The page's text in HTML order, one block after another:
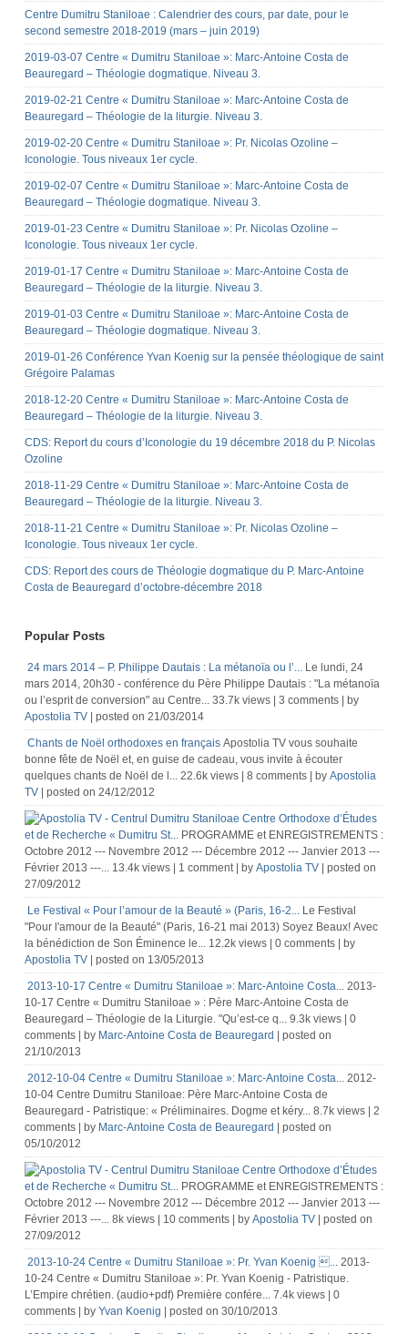
Centre Dumitru Staniloae : Calendrier des cours, par date, pour le
second semestre 2018-2019 (mars – juin 2019)
2019-03-07 Centre « Dumitru Staniloae »: Marc-Antoine Costa de
Beauregard – Théologie dogmatique. Niveau 3.
2019-02-21 Centre « Dumitru Staniloae »: Marc-Antoine Costa de
Beauregard – Théologie de la liturgie. Niveau 3.
2019-02-20 Centre « Dumitru Staniloae »: Pr. Nicolas Ozoline –
Iconologie. Tous niveaux 1er cycle.
2019-02-07 Centre « Dumitru Staniloae »: Marc-Antoine Costa de
Beauregard – Théologie dogmatique. Niveau 3.
2019-01-23 Centre « Dumitru Staniloae »: Pr. Nicolas Ozoline –
Iconologie. Tous niveaux 1er cycle.
2019-01-17 Centre « Dumitru Staniloae »: Marc-Antoine Costa de
Beauregard – Théologie de la liturgie. Niveau 3.
2019-01-03 Centre « Dumitru Staniloae »: Marc-Antoine Costa de
Beauregard – Théologie dogmatique. Niveau 3.
2019-01-26 Conférence Yvan Koenig sur la pensée théologique de saint
Grégoire Palamas
2018-12-20 Centre « Dumitru Staniloae »: Marc-Antoine Costa de
Beauregard – Théologie de la liturgie. Niveau 3.
CDS: Report du cours d’Iconologie du 19 décembre 2018 du P. Nicolas
Ozoline
2018-11-29 Centre « Dumitru Staniloae »: Marc-Antoine Costa de
Beauregard – Théologie de la liturgie. Niveau 3.
2018-11-21 Centre « Dumitru Staniloae »: Pr. Nicolas Ozoline –
Iconologie. Tous niveaux 1er cycle.
CDS: Report des cours de Théologie dogmatique du P. Marc-Antoine
Costa de Beauregard d’octobre-décembre 2018
Popular Posts
24 mars 2014 – P. Philippe Dautais : La métanoïa ou l’...
Le lundi, 24
mars 2014, 20h30 - conférence du Père Philippe Dautais : "La métanoïa
ou l’esprit de conversion" au Centre...
33.7k views| 3 comments| by
Apostolia TV| posted on 21/03/2014
Chants de Noël orthodoxes en français Apostolia TV vous souhaite
bonne fête de Noël et, en guise de cadeau, vous invite à écouter
quelques chants de Noël de l...
22.6k views| 8 comments| by Apostolia
TV| posted on 24/12/2012
Centre Orthodoxe d’Études
et de Recherche « Dumitru St...
PROGRAMME et ENREGISTREMENTS :
Octobre 2012 --- Novembre 2012 --- Décembre 2012 --- Janvier 2013 ---
Février 2013 ---...
13.4k views| 1 comment| by Apostolia TV| posted on
27/09/2012
Le Festival « Pour l’amour de la Beauté » (Paris, 16-2...
Le Festival
"Pour l'amour de la Beauté" (Paris, 16-21 mai 2013) Soyez Beaux! Avec
la bénédiction de Son Éminence le...
12.2k views| 0 comments| by
Apostolia TV| posted on 13/05/2013
2013-10-17 Centre « Dumitru Staniloae »: Marc-Antoine Costa...
2013-
10-17 Centre « Dumitru Staniloae » : Père Marc-Antoine Costa de
Beauregard – Théologie de la Liturgie. "Qu’est-ce q...
9.3k views| 0
comments| by Marc-Antoine Costa de Beauregard | posted on
21/10/2013
2012-10-04 Centre « Dumitru Staniloae »: Marc-Antoine Costa...
2012-
10-04 Centre Dumitru Staniloae: Père Marc-Antoine Costa de
Beauregard - Patristique: « Préliminaires. Dogme et kéry...
8.7k views| 2
comments| by Marc-Antoine Costa de Beauregard | posted on
05/10/2012
Centre Orthodoxe d’Études
et de Recherche « Dumitru St...
PROGRAMME et ENREGISTREMENTS :
Octobre 2012 --- Novembre 2012 --- Décembre 2012 --- Janvier 2013 ---
Février 2013 ---...
8k views| 10 comments| by Apostolia TV| posted on
27/09/2012
2013-10-24 Centre « Dumitru Staniloae »: Pr. Yvan Koenig ...
2013-
10-24 Centre « Dumitru Staniloae »: Pr. Yvan Koenig - Patristique.
L’Empire chrétien. (audio+pdf) Première confére...
7.4k views| 0
comments| by Yvan Koenig | posted on 30/10/2013